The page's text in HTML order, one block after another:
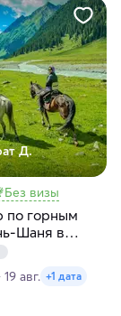
Д.
Без визы
по горным
Шаня в
авг. +1 дата